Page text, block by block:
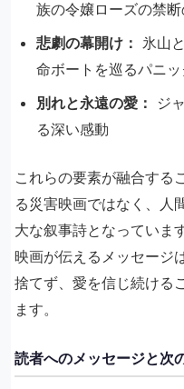
族の令嬢ローズの禁
悲劇の幕開け： 氷山
命ボートを巡るパニッ
別れと永遠の愛：
ジ
る深い感動
これらの要素が融合する
る災害映画ではなく、人
大な叙事詩となっています
映画が伝えるメッセージ
捨てず、愛を信じ続ける
ます。
読者へのメッセージと次